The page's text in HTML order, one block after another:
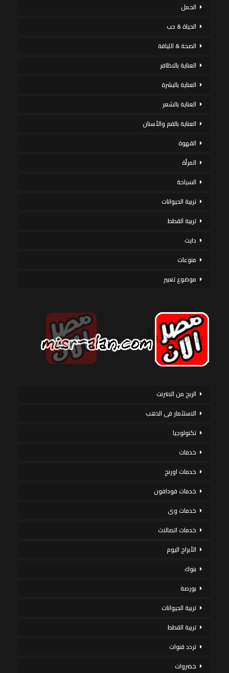
الحمل
الحياة & حب
الصحة & اللياقة
العناية بالاظافر
العناية بالبشرة
العناية بالشعر
العناية بالفم والأسنان
القهوة
المرأة
السياحة
تربية الحيوانات
تربية القطط
دايت
منوعات
موضوع تعبير
الربح من الانترنت
الاستثمار فى الذهب
تكنولوجيا
خدمات
خدمات اورنج
خدمات فودافون
خدمات وى
خدمات اتصالات
الأبراج اليوم
بنوك
بورصة
تربية الحيوانات
تربية القطط
تردد قنوات
خضروات